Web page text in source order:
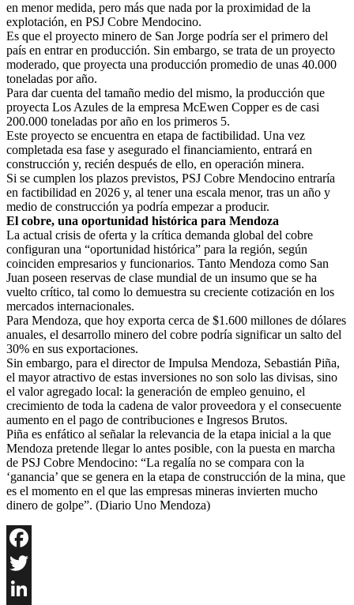
en menor medida, pero más que nada por la proximidad de la
explotación, en PSJ Cobre Mendocino.
Es que el proyecto minero de San Jorge podría ser el primero del
país en entrar en producción. Sin embargo, se trata de un proyecto
moderado, que proyecta una producción promedio de unas 40.000
toneladas por año.
Para dar cuenta del tamaño medio del mismo, la producción que
proyecta Los Azules de la empresa McEwen Copper es de casi
200.000 toneladas por año en los primeros 5.
Este proyecto se encuentra en etapa de factibilidad. Una vez
completada esa fase y asegurado el financiamiento, entrará en
construcción y, recién después de ello, en operación minera.
Si se cumplen los plazos previstos, PSJ Cobre Mendocino entraría
en factibilidad en 2026 y, al tener una escala menor, tras un año y
medio de construcción ya podría empezar a producir.
El cobre, una oportunidad histórica para Mendoza
La actual crisis de oferta y la crítica demanda global del cobre
configuran una “oportunidad histórica” para la región, según
coinciden empresarios y funcionarios. Tanto Mendoza como San
Juan poseen reservas de clase mundial de un insumo que se ha
vuelto crítico, tal como lo demuestra su creciente cotización en los
mercados internacionales.
Para Mendoza, que hoy exporta cerca de $1.600 millones de dólares
anuales, el desarrollo minero del cobre podría significar un salto del
30% en sus exportaciones.
Sin embargo, para el director de Impulsa Mendoza, Sebastián Piña,
el mayor atractivo de estas inversiones no son solo las divisas, sino
el valor agregado local: la generación de empleo genuino, el
crecimiento de toda la cadena de valor proveedora y el consecuente
aumento en el pago de contribuciones e Ingresos Brutos.
Piña es enfático al señalar la relevancia de la etapa inicial a la que
Mendoza pretende llegar lo antes posible, con la puesta en marcha
de PSJ Cobre Mendocino: “La regalía no se compara con la
‘ganancia’ que se genera en la etapa de construcción de la mina, que
es el momento en el que las empresas mineras invierten mucho
dinero de golpe”. (Diario Uno Mendoza)
Facebook
Twitter